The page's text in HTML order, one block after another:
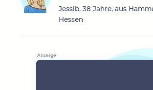
Jessib, 38 Jahre, aus
Hessen